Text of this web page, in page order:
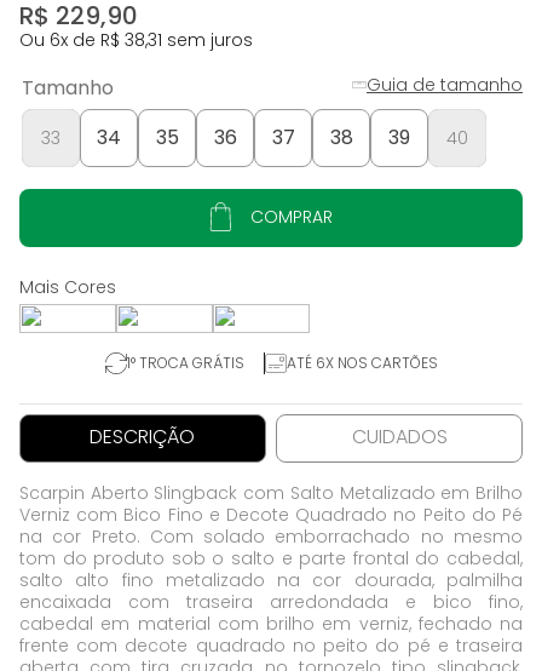
R$ 229,90
Ou 6x de R$ 38,31 sem juros
Tamanho
33 34 35 36 37 38 39 40
Guia de tamanho
COMPRAR
1° TROCA GRÁTIS ATÉ 6X NOS CARTÕES
DESCRIÇÃO CUIDADOS
Scarpin Aberto Slingback com Salto Metalizado em Brilho
Verniz com Bico Fino e Decote Quadrado no Peito do Pé
na cor Preto. Com solado emborrachado no mesmo
tom do produto sob o salto e parte frontal do cabedal,
salto alto fino metalizado na cor dourada, palmilha
encaixada com traseira arredondada e bico fino,
cabedal em material com brilho em verniz, fechado na
frente com decote quadrado no peito do pé e traseira